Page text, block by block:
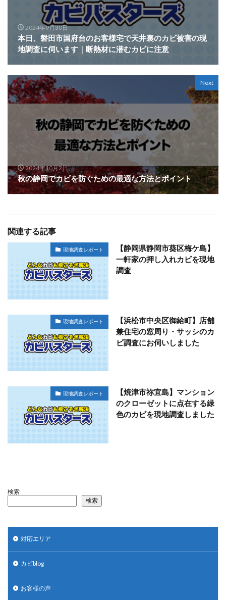
2024年9月30日
本日、磐田市国府台のお客様宅で天井裏のカビ被害の現
地調査に伺います｜断熱材に潜むカビに注意
Next
2024年10月2日
秋の静岡でカビを防ぐための最適な方法とポイント
関連する記事
現地調査レポート
【静岡県静岡市葵区梅ケ島】
一軒家の押し入れカビを現地
調査
現地調査レポート
【浜松市中央区御給町】店舗
兼住宅の窓周り・サッシのカ
ビ調査にお伺いしました
現地調査レポート
【焼津市祢宜島】マンション
のクローゼットに点在する緑
色のカビを現地調査しました
検索
検索
対応エリア
カビblog
お客様の声